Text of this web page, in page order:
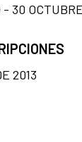
- 30
2013